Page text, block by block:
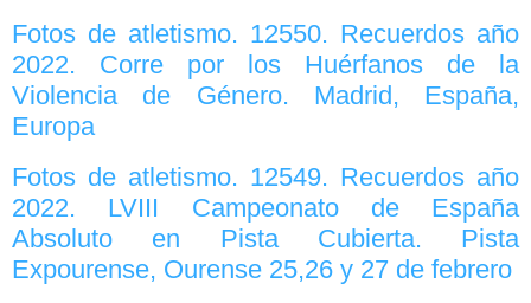
Fotos de atletismo. 12550. Recuerdos año
2022. Corre por los Huérfanos de la
Violencia de Género. Madrid, España,
Europa
Fotos de atletismo. 12549. Recuerdos año
2022. LVIII Campeonato de España
Absoluto en Pista Cubierta. Pista
Expourense, Ourense 25,26 y 27 de febrero